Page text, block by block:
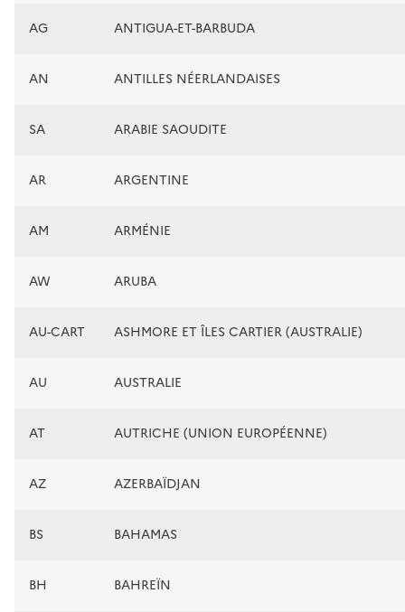
AG ANTIGUA-ET-BARBUDA
AN ANTILLES NÉERLANDAISES
SA ARABIE SAOUDITE
AR ARGENTINE
AM ARMÉNIE
AW ARUBA
AU-CART ASHMORE ET ÎLES CARTIER (AUSTRALIE)
AU AUSTRALIE
AT AUTRICHE (UNION EUROPÉENNE)
AZ AZERBAÏDJAN
BS BAHAMAS
BH BAHREÏN